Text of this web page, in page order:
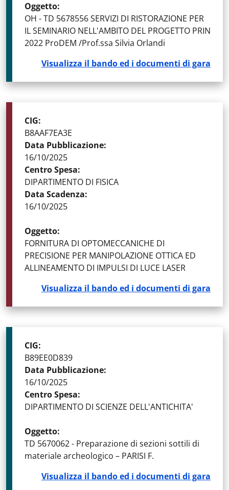
Oggetto:
OH - TD 5678556 SERVIZI DI RISTORAZIONE PER
IL SEMINARIO NELL'AMBITO DEL PROGETTO PRIN
2022 ProDEM /Prof.ssa Silvia Orlandi
Visualizza il bando ed i documenti di gara
STATO DELLA GARA
CIG:
B8AAF7EA3E
Data Pubblicazione:
16/10/2025
Centro Spesa:
DIPARTIMENTO DI FISICA
Data Scadenza:
16/10/2025
Oggetto:
FORNITURA DI OPTOMECCANICHE DI
PRECISIONE PER MANIPOLAZIONE OTTICA ED
ALLINEAMENTO DI IMPULSI DI LUCE LASER
Visualizza il bando ed i documenti di gara
CIG:
B89EE0D839
Data Pubblicazione:
16/10/2025
Centro Spesa:
DIPARTIMENTO DI SCIENZE DELL'ANTICHITA'
Oggetto:
TD 5670062 - Preparazione di sezioni sottili di
materiale archeologico – PARISI F.
Visualizza il bando ed i documenti di gara